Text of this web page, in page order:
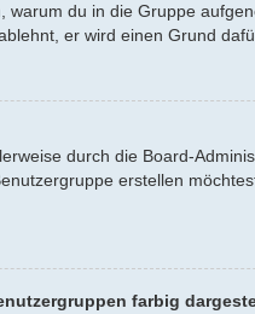
warum du in die Gruppe
er wird einen Grund
durch die Board-
erstellen
farbig